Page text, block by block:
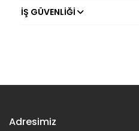
İŞ GÜVENLIĞI
Adresimiz